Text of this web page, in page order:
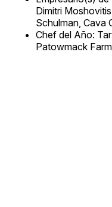
Dimitri
Schulman, Cava
Chef del Año:
Patowmack Farm